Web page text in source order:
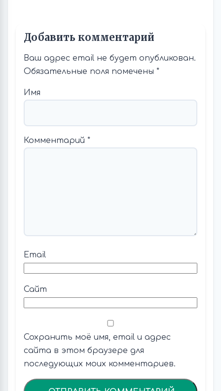
Добавить комментарий
Ваш адрес email не будет опубликован.
Обязательные поля помечены *
Имя
Комментарий *
Email
Сайт
Сохранить моё имя, email и адрес
сайта в этом браузере для
последующих моих комментариев.